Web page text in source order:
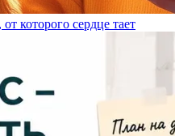
которого сердце тает